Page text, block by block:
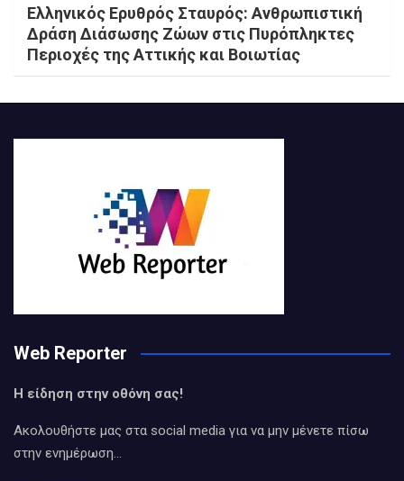
Ελληνικός Ερυθρός Σταυρός: Ανθρωπιστική
Δράση Διάσωσης Ζώων στις Πυρόπληκτες
Περιοχές της Αττικής και Βοιωτίας
Web Reporter
Η είδηση στην οθόνη σας!
Ακολουθήστε μας στα social media για να μην μένετε πίσω
στην ενημέρωση…